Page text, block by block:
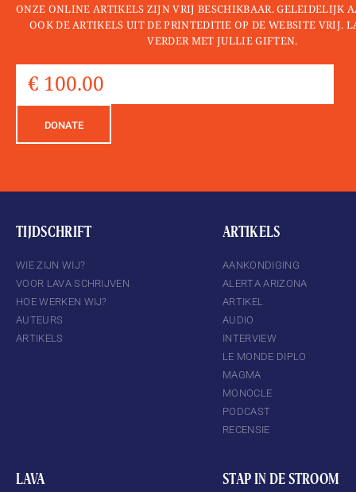
ONZE ONLINE ARTIKELS ZIJN VRIJ BESCHIKBAAR. GELEIDELIJK
OOK DE ARTIKELS UIT DE PRINTEDITIE OP DE WEBSITE VRIJ.
VERDER MET JULLIE GIFTEN.
DONATE
TIJDSCHRIFT
WIE ZIJN WIJ?
VOOR LAVA SCHRIJVEN
HOE WERKEN WIJ?
AUTEURS
ARTIKELS
ARTIKELS
AANKONDIGING
ALERTA ARIZONA
ARTIKEL
AUDIO
INTERVIEW
LE MONDE DIPLO
MAGMA
MONOCLE
PODCAST
RECENSIE
LAVA STAP IN DE STROOM